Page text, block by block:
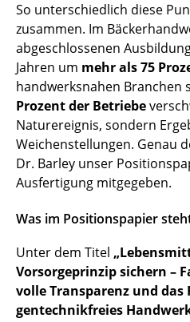
So unterschiedlich diese
zusammen. Im
abgeschlossenen
Jahren um mehr als 75
handwerksnahen Branchen
Prozent der Betriebe
Naturereignis, sondern
Weichenstellungen. Genau
Dr. Barley unser
Ausfertigung mitgegeben.
Was im Positionspapier
Unter dem Titel
Vorsorgeprinzip sichern –
volle Transparenz und das
gentechnikfreies